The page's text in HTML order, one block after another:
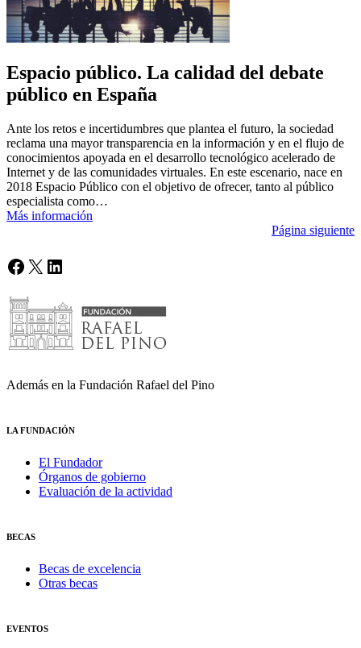
Espacio público. La calidad del debate
público en España
Ante los retos e incertidumbres que plantea el futuro, la sociedad
reclama una mayor transparencia en la información y en el flujo de
conocimientos apoyada en el desarrollo tecnológico acelerado de
Internet y de las comunidades virtuales. En este escenario, nace en
2018 Espacio Público con el objetivo de ofrecer, tanto al público
especialista como…
Más información
Página siguiente
Facebook
X LinkedIn
Además en la Fundación Rafael del Pino
LA FUNDACIÓN
El Fundador
Órganos de gobierno
Evaluación de la actividad
BECAS
Becas de excelencia
Otras becas
EVENTOS